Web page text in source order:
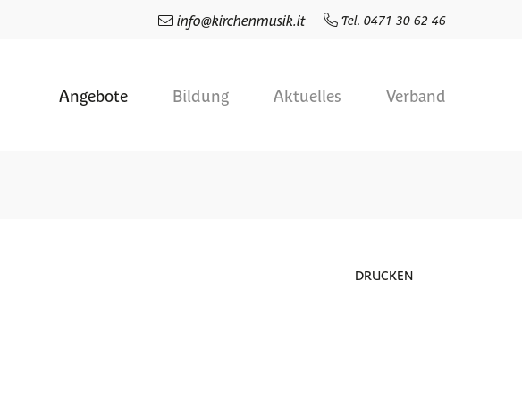
info@kirchenmusik.it Tel. 0471 30 62 46
Angebote Bildung Aktuelles Verband
DRUCKEN